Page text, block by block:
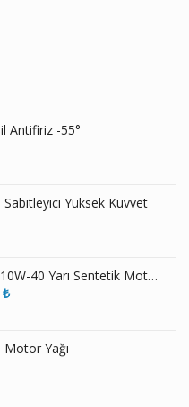
Antifiriz -55°
Yüksek Kuvvet
Gemaoil Formula S 10W-40 Yarı Sentetik Motor Yağı
₺Şu
1,119.33 ₺.
Yağı